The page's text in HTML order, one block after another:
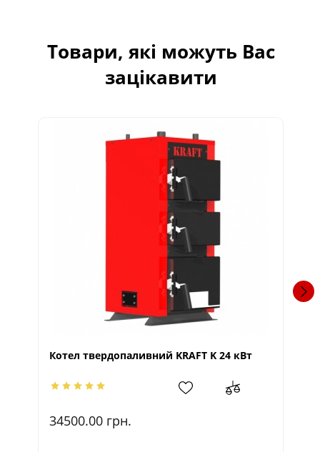
Товари, які можуть Вас
зацікавити
Котел твердопаливний KRAFT K 24 кВт
34500.00 грн.